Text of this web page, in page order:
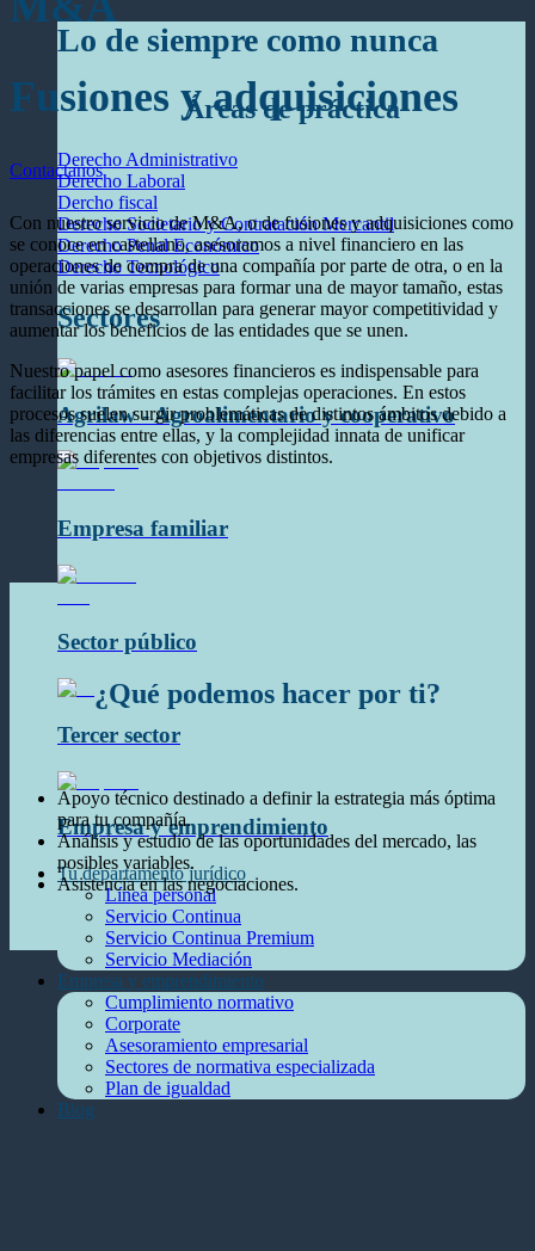
Lo de siempre como nunca
Áreas de práctica
Derecho Administrativo
Derecho Laboral
Dercho fiscal
Derecho Societario y Contratación Mercantil
Derecho Penal Económico
Derecho Tecnológico
Sectores
Agrilaw - Agroalimentario y cooperativo
Empresa familiar
Sector público
Tercer sector
Empresa y emprendimiento
Tu departamento jurídico
Línea personal
Servicio Continua
Servicio Continua Premium
Servicio Mediación
Empresa y emprendimiento
Cumplimiento normativo
Corporate
Asesoramiento empresarial
Sectores de normativa especializada
Plan de igualdad
Blog
Fusiones y adquisiciones
Contactanos
Con nuestro servicio de M&A, o de fusiones y adquisiciones como
se conoce en castellano, asesoramos a nivel financiero en las
operaciones de compra de una compañía por parte de otra, o en la
unión de varias empresas para formar una de mayor tamaño, estas
transacciones se desarrollan para generar mayor competitividad y
aumentar los beneficios de las entidades que se unen.
Nuestro papel como asesores financieros es indispensable para
facilitar los trámites en estas complejas operaciones. En estos
procesos suelen surgir problemáticas de distintos ámbitos debido a
las diferencias entre ellas, y la complejidad innata de unificar
empresas diferentes con objetivos distintos.
¿Qué podemos hacer por ti?
Apoyo técnico destinado a definir la estrategia más óptima
para tu compañía.
Análisis y estudio de las oportunidades del mercado, las
posibles variables.
Asistencia en las negociaciones.